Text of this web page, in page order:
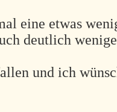
eine etwas
deutlich
und ich